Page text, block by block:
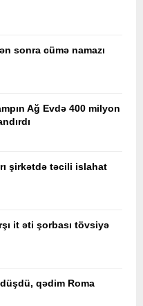
sonra cümə namazı
Ağ Evdə 400 milyon
şirkətdə təcili islahat
it əti şorbası tövsiyə
qədim Roma